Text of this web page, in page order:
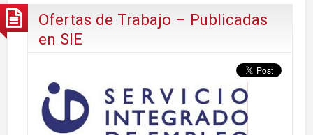
Ofertas de Trabajo – Publicadas
en SIE